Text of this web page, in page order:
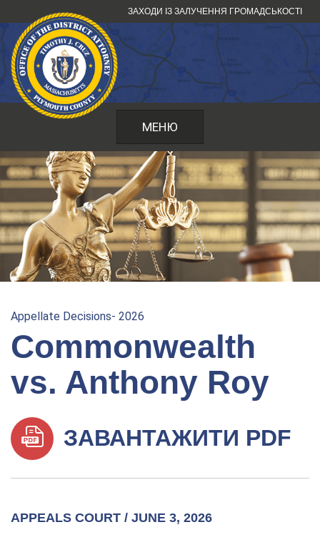
до
змісту
ЗАХОДИ ІЗ ЗАЛУЧЕННЯ ГРОМАДСЬКОСТІ
МЕНЮ
Appellate Decisions- 2026
Commonwealth
vs. Anthony Roy
ЗАВАНТАЖИТИ PDF
APPEALS COURT / JUNE 3, 2026